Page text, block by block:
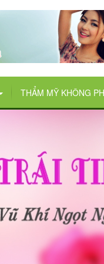
THẨM MỸ KHÔNG